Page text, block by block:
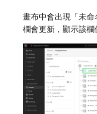
畫布中會出現「未
欄會更新，顯示該欄